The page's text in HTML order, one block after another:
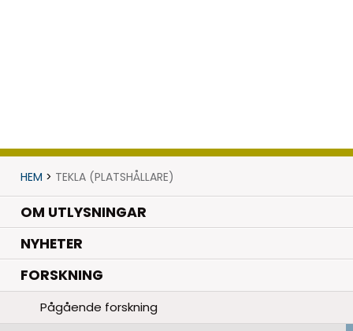
HEM > TEKLA (PLATSHÅLLARE)
OM UTLYSNINGAR
NYHETER.
FORSKNING.
Pågående forskning